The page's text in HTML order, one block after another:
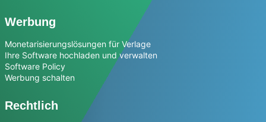
Werbung
Monetarisierungslösungen für Verlage
Ihre Software hochladen und verwalten
Software Policy
Werbung schalten
Rechtlich